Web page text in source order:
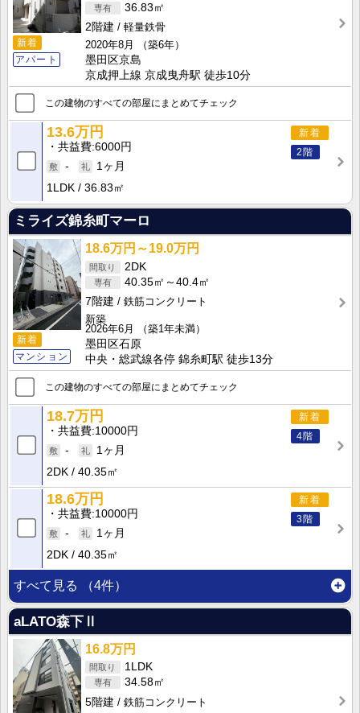
新着
アパート
36.83㎡
2階建
軽量鉄骨
2020年8月
（築6年）
墨田区京島
京成押上線 京成曳舟駅 徒歩10分
この建物のすべての部屋にまとめてチェック
新着
2階
13.6万円
共益費 6000円
-
1ヶ月
1LDK
36.83㎡
ミライズ錦糸町マーロ
新着
マンション
18.6万円～19.0万円
2DK
40.35㎡～40.4㎡
7階建
鉄筋コンクリート
新築
2026年6月
（築1年未満）
墨田区石原
中央・総武線各停 錦糸町駅 徒歩13分
この建物のすべての部屋にまとめてチェック
新着
4階
18.7万円
共益費 10000円
-
1ヶ月
2DK
40.35㎡
新着
3階
18.6万円
共益費 10000円
-
1ヶ月
2DK
40.35㎡
すべて見る （4件）
aLATO森下Ⅱ
16.8万円
1LDK
34.58㎡
5階建
鉄筋コンクリート